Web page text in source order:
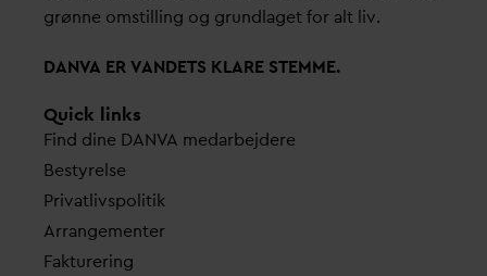
grønne omstilling og grundlaget for alt liv.
DANVA ERVANDETS KLARE STEMME.
Quick links
Find dine DANVA medarbejdere
Bestyrelse
Privatlivspolitik
Arrangementer
Fakturering